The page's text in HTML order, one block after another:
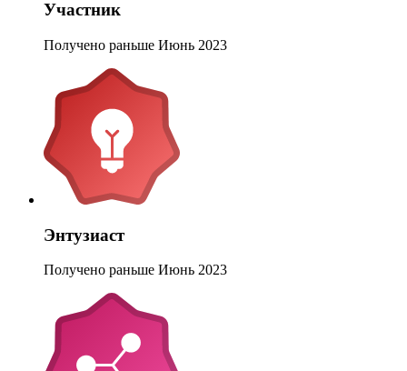
Участник
Получено раньше Июнь 2023
Энтузиаст
Получено раньше Июнь 2023